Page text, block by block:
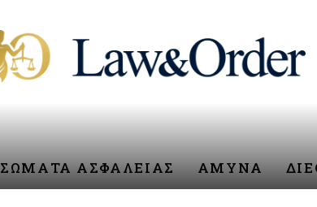
ΣΩΜΑΤΑ ΑΣΦΑΛΕΙΑΣ ΑΜΥΝΑ